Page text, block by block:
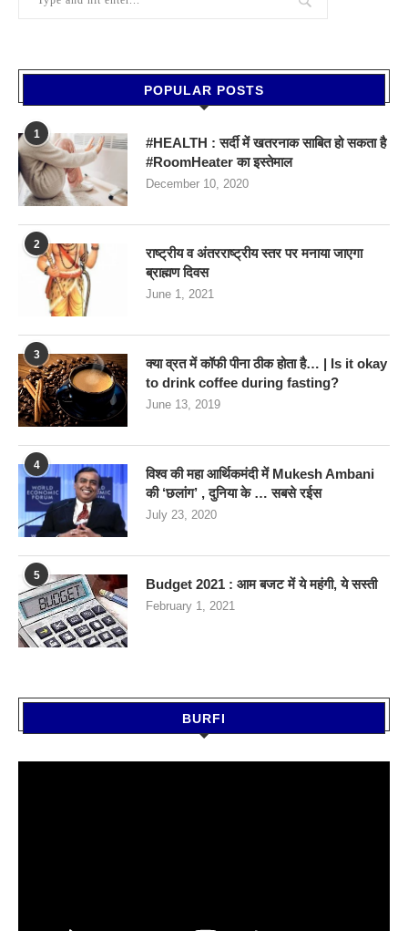
POPULAR POSTS
1
#HEALTH : सर्दी में खतरनाक साबित हो सकता है
#RoomHeater का इस्तेमाल
December 10, 2020
2
राष्ट्रीय व अंतरराष्ट्रीय स्तर पर मनाया जाएगा
ब्राह्मण दिवस
June 1, 2021
3
क्या व्रत में कॉफी पीना ठीक होता है… | Is it okay
to drink coffee during fasting?
June 13, 2019
4
विश्व की महा आर्थिकमंदी में Mukesh Ambani
की ‘छलांग’ , दुनिया के … सबसे रईस
July 23, 2020
5
Budget 2021 : आम बजट में ये महंगी, ये सस्‍ती
February 1, 2021
BURFI